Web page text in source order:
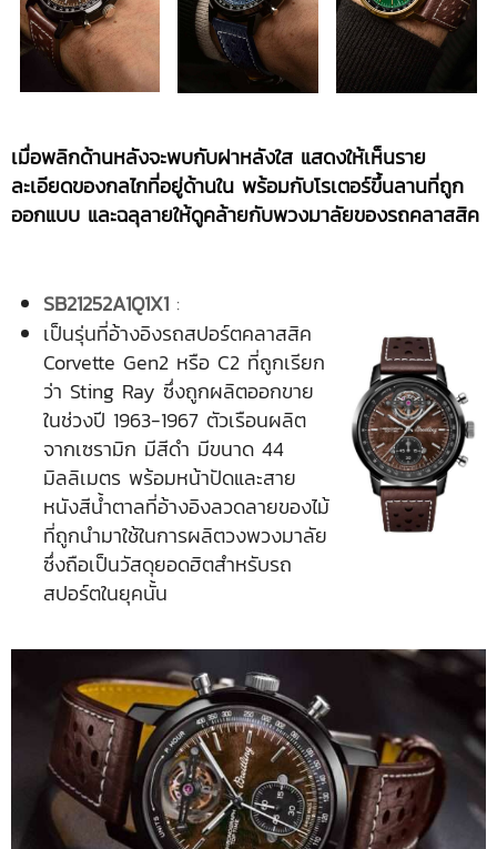
เมื่อพลิกด้านหลังจะพบกับฝาหลังใส แสดงให้เห็นราย
ละเอียดของกลไกที่อยู่ด้านใน พร้อมกับโรเตอร์ขึ้นลานที่ถูก
ออกแบบ และฉลุลายให้ดูคล้ายกับพวงมาลัยของรถคลาสสิค
SB21252A1Q1X1 :
เป็นรุ่นที่อ้างอิงรถสปอร์ตคลาสสิค
Corvette Gen2 หรือ C2 ที่ถูกเรียก
ว่า Sting Ray ซึ่งถูกผลิตออกขาย
ในช่วงปี 1963-1967 ตัวเรือนผลิต
จากเซรามิก มีสีดำ มีขนาด 44
มิลลิเมตร พร้อมหน้าปัดและสาย
หนังสีน้ำตาลที่อ้างอิงลวดลายของไม้
ที่ถูกนำมาใช้ในการผลิตวงพวงมาลัย
ซึ่งถือเป็นวัสดุยอดฮิตสำหรับรถ
สปอร์ตในยุคนั้น